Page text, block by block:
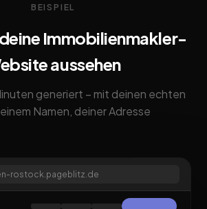
BEISPIEL
Immobilienmakler-
aussehen
generiert – mit deinen echten
Namen, deiner Adresse
rostock.pageblitz.de